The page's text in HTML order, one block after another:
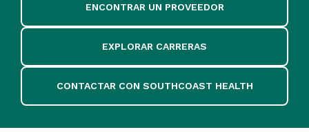
ENCONTRAR UN PROVEEDOR
EXPLORAR CARRERAS
CONTACTAR CON SOUTHCOAST HEALTH